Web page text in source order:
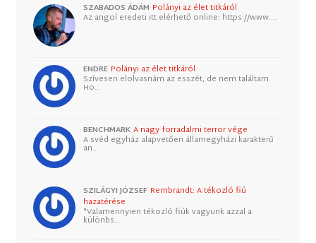
SZABADOS ÁDÁM Polányi az élet titkáról
Az angol eredeti itt elérhető online: https://www.…
ENDRE Polányi az élet titkáról
Szívesen elolvasnám az esszét, de nem találtam.
Ho…
BENCHMARK A nagy forradalmi terror vége
A svéd egyház alapvetően államegyházi karakterű
an…
SZILÁGYI JÓZSEF Rembrandt: A tékozló fiú
hazatérése
"Valamennyien tékozló fiúk vagyunk azzal a
különbs…